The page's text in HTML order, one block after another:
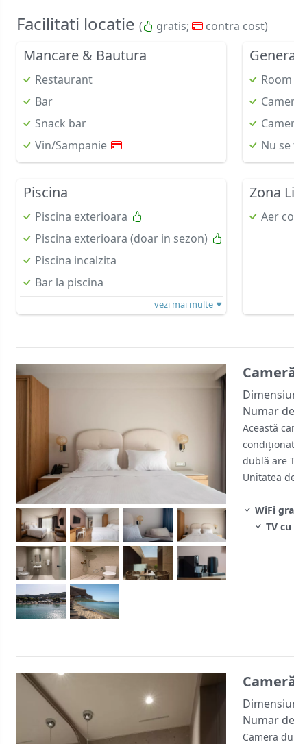
Facilitati locatie ( gratis; contra cost)
Mancare & Bautura
Restaurant
Bar
Snack bar
Vin/Sampanie
Nu
Piscina
Piscina exterioara
Piscina exterioara (doar in sezon)
Piscina incalzita
Bar la piscina
vezi mai multe
Zona
Aer
Numar
Această
dublă are
Unitatea
WiFi
TV
Numar
Camera